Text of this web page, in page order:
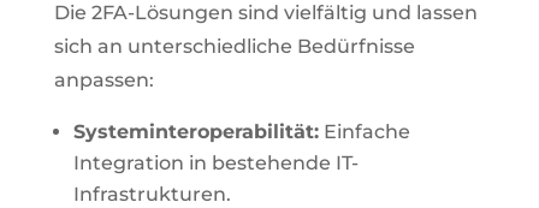
Die 2FA-Lösungen sind vielfältig und lassen
sich an unterschiedliche Bedürfnisse
anpassen:
Systeminteroperabilität:Einfache
Integration in bestehende IT-
Infrastrukturen.